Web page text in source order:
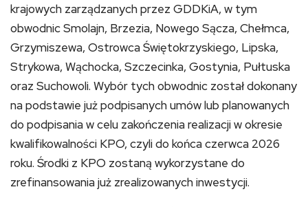
krajowych zarządzanych przez GDDKiA, w tym
obwodnic Smolajn, Brzezia, Nowego Sącza, Chełmca,
Grzymiszewa, Ostrowca Świętokrzyskiego, Lipska,
Strykowa, Wąchocka, Szczecinka, Gostynia, Pułtuska
oraz Suchowoli. Wybór tych obwodnic został dokonany
na podstawie już podpisanych umów lub planowanych
do podpisania w celu zakończenia realizacji w okresie
kwalifikowalności KPO, czyli do końca czerwca 2026
roku. Środki z KPO zostaną wykorzystane do
zrefinansowania już zrealizowanych inwestycji.